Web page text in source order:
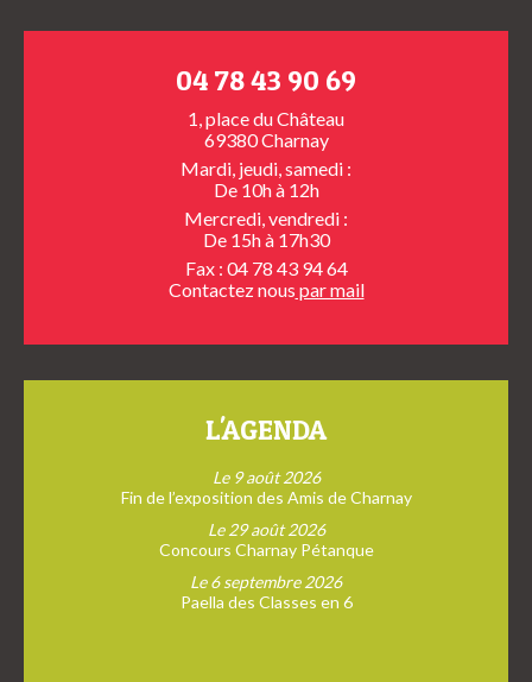
04 78 43 90 69
1, place du Château
69380 Charnay
Mardi, jeudi, samedi :
De 10h à 12h
Mercredi, vendredi :
De 15h à 17h30
Fax : 04 78 43 94 64
Contactez nous par mail
L'AGENDA
Le 9 août 2026
Fin de l’exposition des Amis de Charnay
Le 29 août 2026
Concours Charnay Pétanque
Le 6 septembre 2026
Paella des Classes en 6